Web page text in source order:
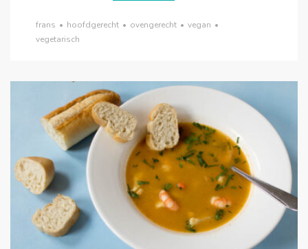
frans • hoofdgerecht • ovengerecht • vegan •
vegetarisch